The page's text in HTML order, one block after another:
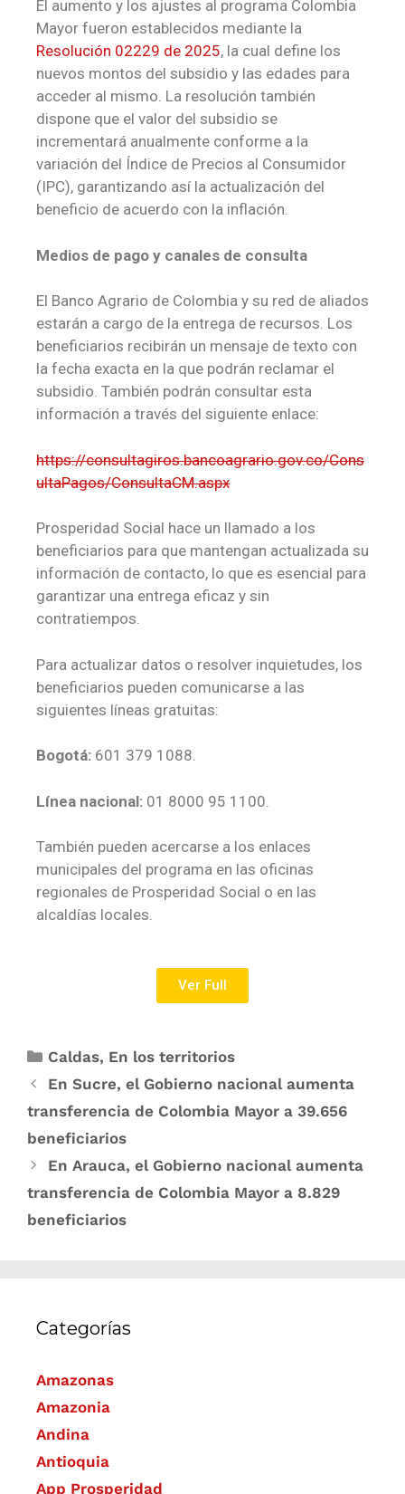
El aumento y los ajustes al programa Colombia
Mayor fueron establecidos mediante la
Resolución 02229 de 2025, la cual define los
nuevos montos del subsidio y las edades para
acceder al mismo. La resolución también
dispone que el valor del subsidio se
incrementará anualmente conforme a la
variación del Índice de Precios al Consumidor
(IPC), garantizando así la actualización del
beneficio de acuerdo con la inflación.
Medios de pago y canales de consulta
El Banco Agrario de Colombia y su red de aliados
estarán a cargo de la entrega de recursos. Los
beneficiarios recibirán un mensaje de texto con
la fecha exacta en la que podrán reclamar el
subsidio. También podrán consultar esta
información a través del siguiente enlace:
https://consultagiros.bancoagrario.gov.co/Cons
ultaPagos/ConsultaCM.aspx
Prosperidad Social hace un llamado a los
beneficiarios para que mantengan actualizada su
información de contacto, lo que es esencial para
garantizar una entrega eficaz y sin
contratiempos.
Para actualizar datos o resolver inquietudes, los
beneficiarios pueden comunicarse a las
siguientes líneas gratuitas:
Bogotá: 601 379 1088.
Línea nacional: 01 8000 95 1100.
También pueden acercarse a los enlaces
municipales del programa en las oficinas
regionales de Prosperidad Social o en las
alcaldías locales.
Ver Full
Caldas, En los territorios
En Sucre, el Gobierno nacional aumenta
transferencia de Colombia Mayor a 39.656
beneficiarios
En Arauca, el Gobierno nacional aumenta
transferencia de Colombia Mayor a 8.829
beneficiarios
Categorías
Amazonas
Amazonia
Andina
Antioquia
App Prosperidad